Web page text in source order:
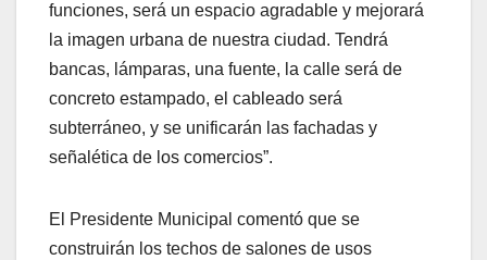
funciones, será un espacio agradable y mejorará
la imagen urbana de nuestra ciudad. Tendrá
bancas, lámparas, una fuente, la calle será de
concreto estampado, el cableado será
subterráneo, y se unificarán las fachadas y
señalética de los comercios”.
El Presidente Municipal comentó que se
construirán los techos de salones de usos